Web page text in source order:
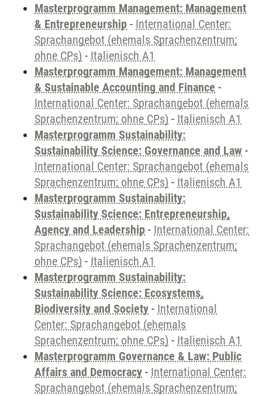
Masterprogramm Management: Management
& Entrepreneurship - International Center:
Sprachangebot (ehemals Sprachenzentrum;
ohne CPs) - Italienisch A1
Masterprogramm Management: Management
& Sustainable Accounting and Finance -
International Center: Sprachangebot (ehemals
Sprachenzentrum; ohne CPs) - Italienisch A1
Masterprogramm Sustainability:
Sustainability Science: Governance and Law -
International Center: Sprachangebot (ehemals
Sprachenzentrum; ohne CPs) - Italienisch A1
Masterprogramm Sustainability:
Sustainability Science: Entrepreneurship,
Agency and Leadership - International Center:
Sprachangebot (ehemals Sprachenzentrum;
ohne CPs) - Italienisch A1
Masterprogramm Sustainability:
Sustainability Science: Ecosystems,
Biodiversity and Society - International
Center: Sprachangebot (ehemals
Sprachenzentrum; ohne CPs) - Italienisch A1
Masterprogramm Governance & Law: Public
Affairs and Democracy - International Center:
Sprachangebot (ehemals Sprachenzentrum;